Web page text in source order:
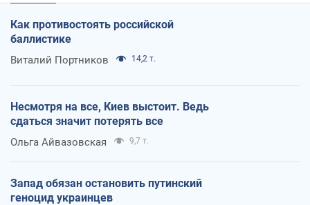
Как противостоять российской
баллистике
Виталий Портников 14,2 т.
Несмотря на все, Киев выстоит. Ведь
сдаться значит потерять все
Ольга Айвазовская 9,7 т.
Запад обязан остановить путинский
геноцид украинцев